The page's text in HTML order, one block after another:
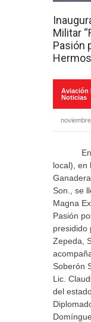
Militar
Pasión
Aviación
Noticias
En
local), en
Son., se
Magna
Pasión
presidido
Zepeda,
Soberón
Lic.
del